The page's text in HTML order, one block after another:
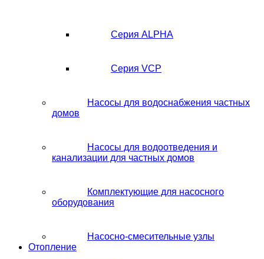
Серия ALPHA
Серия VCP
Насосы для водоснабжения частных
домов
Насосы для водоотведения и
канализации для частных домов
Комплектующие для насосного
оборудования
Насосно-смесительные узлы
Отопление